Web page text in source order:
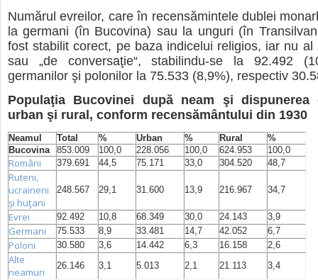
Numărul evreilor, care în recensămintele dublei
la germani (în Bucovina) sau la unguri (în
fost stabilit corect, pe baza indicelui religios, iar nu al
sau „de conversaţie“, stabilindu-se la 92.492
germanilor şi polonilor la 75.533 (8,9%), respectiv
Populaţia Bucovinei după neam şi
urban şi rural, conform recensământului din 1930
Neamul Total % Urban % Rural
%
Bucovina
853.009 100,0 228.056 100,0 624.953 100,0
Români 379.691 44,5 75.171 33,0 304.520 48,7
Ruteni,
ucraineni
şi huţani
248.567 29,1 31.600 13,9 216.967 34,7
Evrei 92.492 10,8 68.349 30,0 24.143 3,9
Germani 75.533 8,9 33.481 14,7 42.052 6,7
Poloni 30.580 3,6 14.442 6,3 16.158 2,6
Alte
neamuri
26.146 3,1 5.013 2,1 21.113 3,4